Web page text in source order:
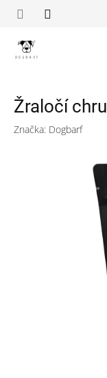
Žraločí
Značka: Dogbarf